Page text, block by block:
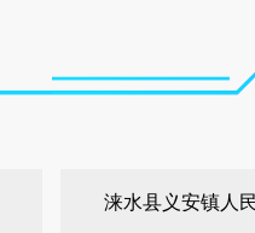
涞水县义安镇人